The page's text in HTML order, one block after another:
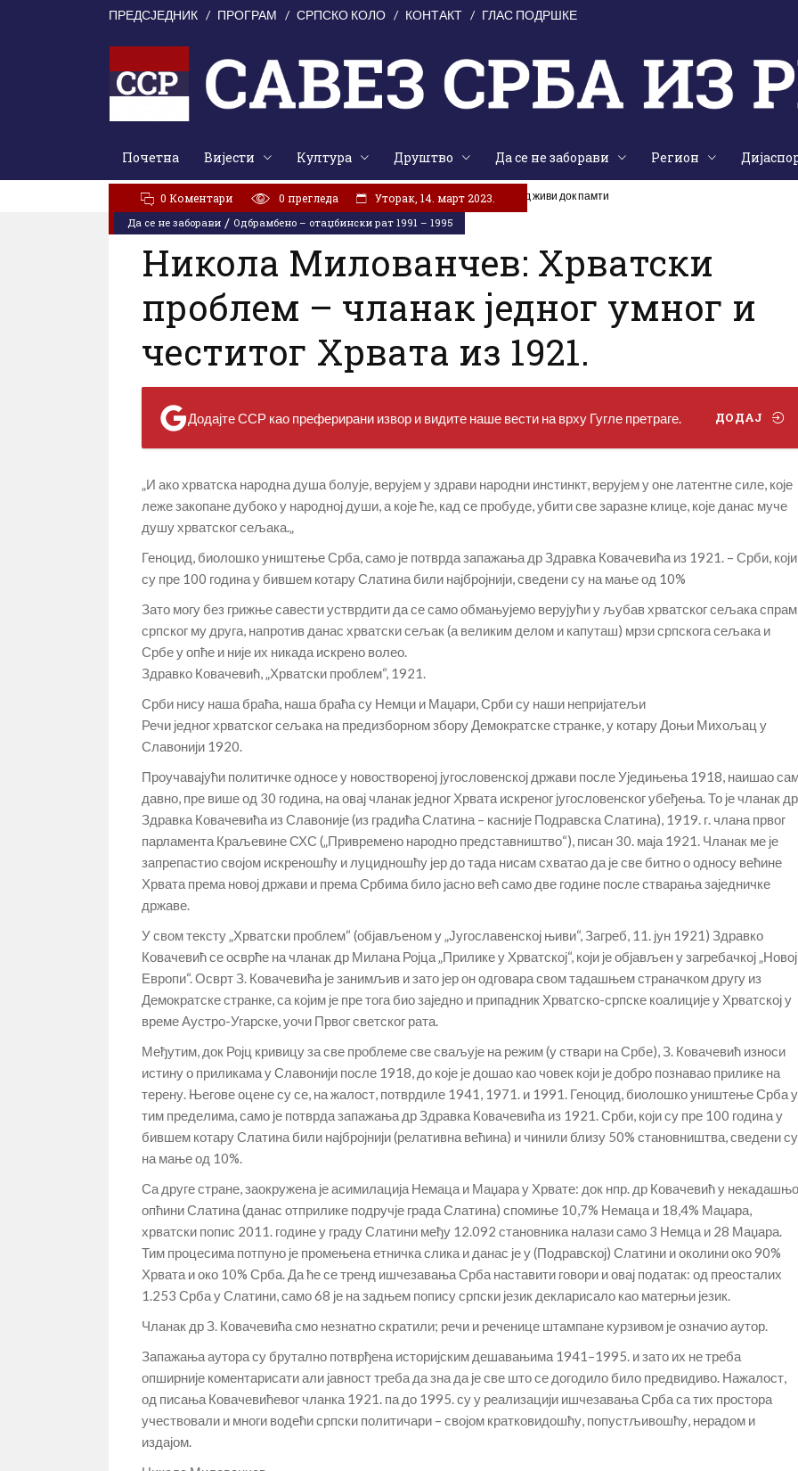
ПРЕДСЈЕДНИК ПРОГРАМ СРПСКО КОЛО КОНТАКТ ГЛАС ПОДРШКЕ
Почетна Вијести Култура Друштво Да се не заборави Регион
АКТУЕЛНО:
У Цркви Светог Марка молитвено сјећање на жртве „Олује“: Народ живи док памти
Да се не заборави / Одбрамбено – отаџбински рат 1991 – 1995
0 Коментари 0 прегледа Уторак, 14. март 2023.
Никола Милованчев: Хрватски
проблем – чланак једног умног и
честитог Хрвата из 1921.
Додајте ССР као преферирани извор и видите наше вести на врху Гугле претраге. ДОДАЈ
„И ако хрватска народна душа болује, верујем у здрави народни инстинкт, верујем у оне латентне силе, које
леже закопане дубоко у народној души, а које ће, кад се пробуде, убити све заразне клице, које данас муче
душу хрватског сељака.„
Геноцид, биолошко уништење Срба, само је потврда запажања др Здравка Ковачевића из 1921. – Срби, који
су пре 100 година у бившем котару Слатина били најбројнији, сведени су на мање од 10%
Зато могу без грижње савести устврдити да се само обмањујемо верујући у љубав хрватског сељака спрам
српског му друга, напротив данас хрватски сељак (а великим делом и капуташ) мрзи српскога сељака и
Србе у опће и није их никада искрено волео.
Здравко Ковачевић, „Хрватски проблем“, 1921.
Срби нису наша браћа, наша браћа су Немци и Маџари, Срби су наши непријатељи
Речи једног хрватског сељака на предизборном збору Демократске странке, у котару Доњи Михољац у
Славонији 1920.
Проучавајући политичке односе у новоствореној југословенској држави после Уједињења 1918, наишао
давно, пре више од 30 година, на овај чланак једног Хрвата искреног југословенског убеђења. То је чланак др
Здравка Ковачевића из Славоније (из градића Слатина – касније Подравска Слатина), 1919. г. члана првог
парламента Краљевине СХС („Привремено народно представништво“), писан 30. маја 1921. Чланак ме је
запрепастио својом искреношћу и луцидношћу јер до тада нисам схватао да је све битно о односу већине
Хрвата према новој држави и према Србима било јасно већ само две године после стварања заједничке
државе.
У свом тексту „Хрватски проблем“ (објављеном у „Југославенској њиви“, Загреб, 11. јун 1921) Здравко
Ковачевић се осврће на чланак др Милана Ројца „Прилике у Хрватској“, који је објављен у загребачкој „Новој
Европи“. Осврт З. Ковачевића је занимљив и зато јер он одговара свом тадашњем страначком другу из
Демократске странке, са којим је пре тога био заједно и припадник Хрватско-српске коалиције у Хрватској у
време Аустро-Угарске, уочи Првог светског рата.
Међутим, док Ројц кривицу за све проблеме све сваљује на режим (у ствари на Србе), З. Ковачевић износи
истину о приликама у Славонији после 1918, до које је дошао као човек који је добро познавао прилике на
терену. Његове оцене су се, на жалост, потврдиле 1941, 1971. и 1991. Геноцид, биолошко уништење Срба у
тим пределима, само је потврда запажања др Здравка Ковачевића из 1921. Срби, који су пре 100 година у
бившем котару Слатина били најбројнији (релативна већина) и чинили близу 50% становништва, сведени су
на мање од 10%.
Са друге стране, заокружена је асимилација Немаца и Маџара у Хрвате: док нпр. др Ковачевић у
опћини Слатина (данас отприлике подручје града Слатина) спомиње 10,7% Немаца и 18,4% Маџара,
хрватски попис 2011. године у граду Слатини међу 12.092 становника налази само 3 Немца и 28 Маџара.
Тим процесима потпуно је промењена етничка слика и данас је у (Подравској) Слатини и околини око 90%
Хрвата и око 10% Срба. Да ће се тренд ишчезавања Срба наставити говори и овај податак: од преосталих
1.253 Срба у Слатини, само 68 је на задњем попису српски језик декларисало као матерњи језик.
Чланак др З. Ковачевића смо незнатно скратили; речи и реченице штампане курзивом је означио аутор.
Запажања аутора су брутално потврђена историјским дешавањима 1941–1995. и зато их не треба
опширније коментарисати али јавност треба да зна да је све што се догодило било предвидиво. Нажалост,
од писања Ковачевићевог чланка 1921. па до 1995. су у реализацији ишчезавања Срба са тих простора
учествовали и многи водећи српски политичари – својом кратковидошћу, попустљивошћу, нерадом и
издајом.